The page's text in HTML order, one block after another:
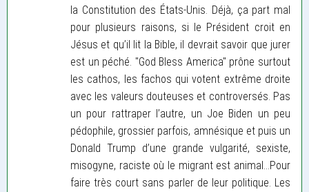
la Constitution des États-Unis. Déjà, ça part mal
pour plusieurs raisons, si le Président croit en
Jésus et qu’il lit la Bible, il devrait savoir que jurer
est un péché. "God Bless America" prône surtout
les cathos, les fachos qui votent extrême droite
avec les valeurs douteuses et controversés. Pas
un pour rattraper l’autre, un Joe Biden un peu
pédophile, grossier parfois, amnésique et puis un
Donald Trump d’une grande vulgarité, sexiste,
misogyne, raciste où le migrant est animal...Pour
faire très court sans parler de leur politique. Les